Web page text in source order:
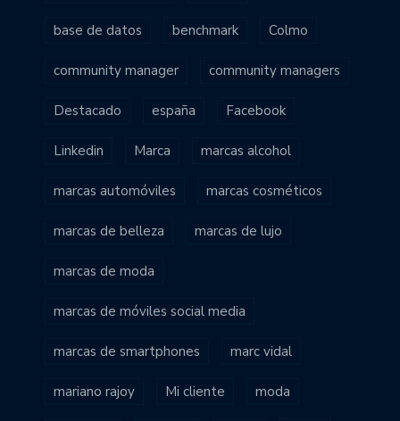
base de datos benchmark Colmo
community manager community managers
Destacado españa Facebook
Linkedin Marca marcas alcohol
marcas automóviles marcas cosméticos
marcas de belleza marcas de lujo
marcas de moda
marcas de móviles social media
marcas de smartphones marc vidal
mariano rajoy Mi cliente moda